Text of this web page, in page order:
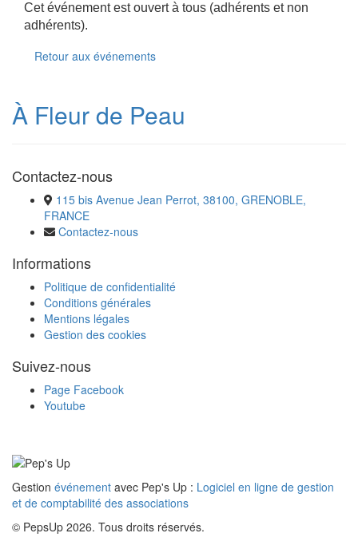
Cet événement est ouvert à tous (adhérents et non
adhérents).
Retour aux événements
À Fleur de Peau
Contactez-nous
115 bis Avenue Jean Perrot, 38100, GRENOBLE,
FRANCE
Contactez-nous
Informations
Politique de confidentialité
Conditions générales
Mentions légales
Gestion des cookies
Suivez-nous
Page Facebook
Youtube
Gestion événement avec Pep's Up : Logiciel en ligne de gestion
et de comptabilité des associations
© PepsUp 2026. Tous droits réservés.